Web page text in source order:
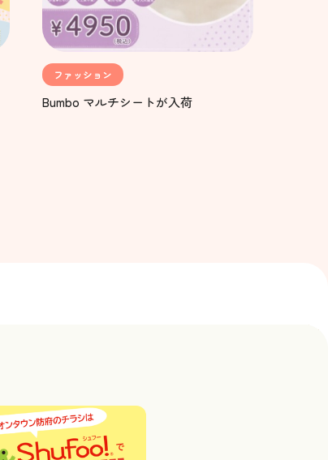
ファッション
Bumbo マルチシートが入荷